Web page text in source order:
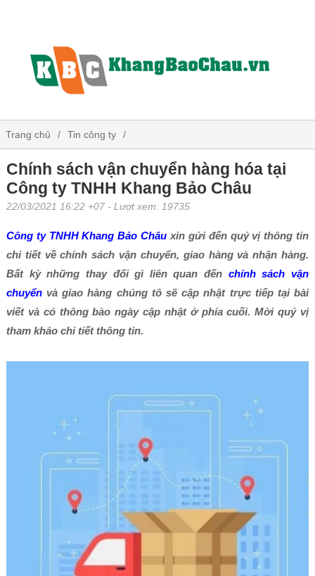
Trang chủ Tin công ty
Chính sách vận chuyển hàng hóa tại Công ty TNHH Khang Bảo
Châu
Chính sách vận chuyển hàng hóa tại
Công ty TNHH Khang Bảo Châu
22/03/2021 16:22 +07 - Lượt xem: 19735
Công ty TNHH Khang Bảo Châu xin gửi đến quý vị thông tin
chi tiết về chính sách vận chuyển, giao hàng và nhận hàng.
Bất kỳ những thay đổi gì liên quan đến chính sách vận
chuyểnvà giao hàng chúng tô sẽ cập nhật trực tiếp tại bài
viết và có thông bào ngày cập nhật ở phía cuối. Mời quý vị
tham khảo chi tiết thông tin.